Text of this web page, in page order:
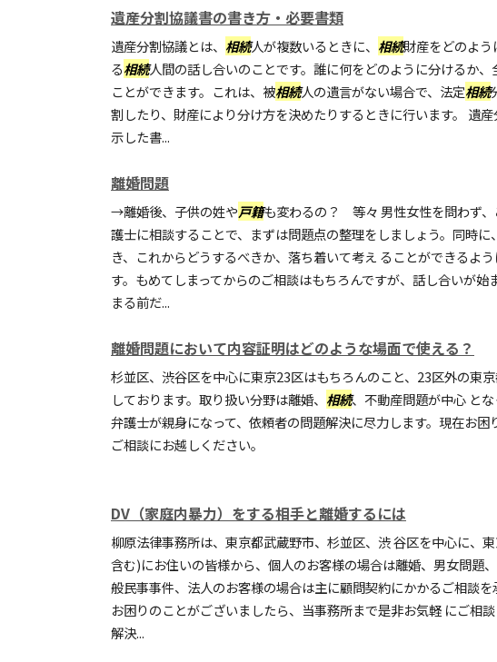
遺産分割協議書の書き方・必要書類
遺産分割協議とは、 相続人が複数いるときに、 相続財産をどのよ
る相続人間の話し合いのことです。誰に何をどのように分けるか、
ことができます。これは、被相続人の遺言がない場合で、法定相続
割したり、財産により分け方を決めたりするときに行います。 遺
示した書...
離婚問題
→離婚後、子供の姓や戸籍も変わるの？ 等々 男性女性を問わず
護士に相談することで、まずは問題点の整理をしましょう。同時に
き、これからどうするべきか、落ち着いて考え ることができるよ
す。もめてしまってからのご相談はもちろんですが、話し合いが始
まる前だ...
離婚問題において内容証明はどのような場面で使える？
杉並区、渋谷区を中心に東京23区はもちろんのこと、23区外の東
しております。取り扱い分野は離婚、 相続、不動産問題が中心 と
弁護士が親身になって、依頼者の問題解決に尽力します。現在お困
ご相談にお越しください。
DV（家庭内暴力）をする相手と離婚するには
柳原法律事務所は、東京都武蔵野市、杉並区、渋 谷区を中心に、
含む)にお住いの皆様から、個人のお客様の場合は離婚、男女問題、
般民事事件、法人のお客様の場合は主に顧問契約にかかるご相談を
お困りのことがございましたら、当事務所まで是非お気軽 にご相
解決...